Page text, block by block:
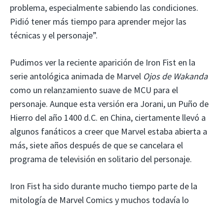
problema, especialmente sabiendo las condiciones.
Pidió tener más tiempo para aprender mejor las
técnicas y el personaje”.
Pudimos ver la reciente aparición de Iron Fist en la
serie antológica animada de Marvel Ojos de Wakanda
como un relanzamiento suave de MCU para el
personaje. Aunque esta versión era Jorani, un Puño de
Hierro del año 1400 d.C. en China, ciertamente llevó a
algunos fanáticos a creer que Marvel estaba abierta a
más, siete años después de que se cancelara el
programa de televisión en solitario del personaje.
Iron Fist ha sido durante mucho tiempo parte de la
mitología de Marvel Comics y muchos todavía lo